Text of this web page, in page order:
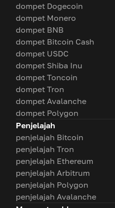
dompet Dogecoin
dompet Monero
dompet BNB
dompet Bitcoin Cash
dompet USDC
dompet Shiba Inu
dompet Toncoin
dompet Tron
dompet Avalanche
dompet Polygon
Penjelajah
penjelajah Bitcoin
penjelajah Tron
penjelajah Ethereum
penjelajah Arbitrum
penjelajah Polygon
penjelajah Avalanche